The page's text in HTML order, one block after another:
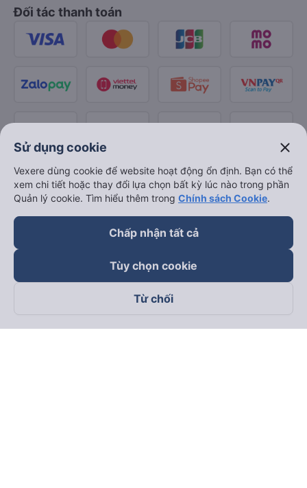
Đối tác thanh toán
Theo dõi chúng tôi trên
Sử dụng cookie close
Vexere dùng cookie để website hoạt động ổn định. Bạn có thể
xem chi tiết hoặc thay đổi lựa chọn bất kỳ lúc nào trong phần
Quản lý cookie. Tìm hiểu thêm trong Chính sách Cookie.
Chấp nhận tất cả
Tùy chọn cookie
Từ chối